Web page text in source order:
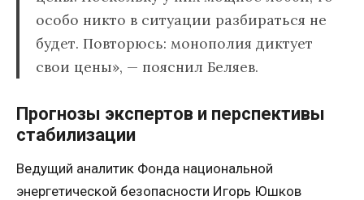
особо никто в ситуации разбираться не
будет. Повторюсь: монополия диктует
свои цены», — пояснил Беляев.
Прогнозы экспертов и перспективы
стабилизации
Ведущий аналитик Фонда национальной
энергетической безопасности Игорь Юшков